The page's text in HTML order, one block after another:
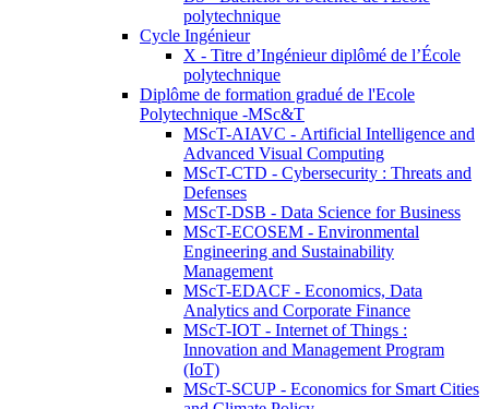
polytechnique
Cycle Ingénieur
X - Titre d’Ingénieur diplômé de l’École
polytechnique
Diplôme de formation gradué de l'Ecole
Polytechnique -MSc&T
MScT-AIAVC - Artificial Intelligence and
Advanced Visual Computing
MScT-CTD - Cybersecurity : Threats and
Defenses
MScT-DSB - Data Science for Business
MScT-ECOSEM - Environmental
Engineering and Sustainability
Management
MScT-EDACF - Economics, Data
Analytics and Corporate Finance
MScT-IOT - Internet of Things :
Innovation and Management Program
(IoT)
MScT-SCUP - Economics for Smart Cities